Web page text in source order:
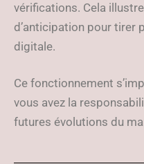
vérifications. Cela
d’anticipation pour tirer
digitale.
Ce fonctionnement
vous avez la
futures évolutions du